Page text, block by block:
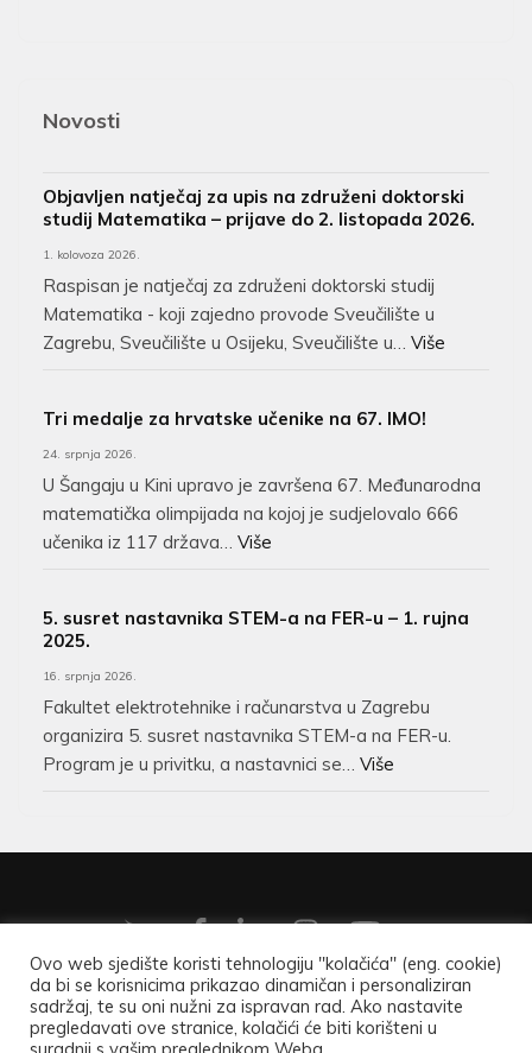
Novosti
Objavljen natječaj za upis na združeni doktorski
studij Matematika – prijave do 2. listopada 2026.
1. kolovoza 2026.
Raspisan je natječaj za združeni doktorski studij
Matematika - koji zajedno provode Sveučilište u
Zagrebu, Sveučilište u Osijeku, Sveučilište u… Više
Tri medalje za hrvatske učenike na 67. IMO!
24. srpnja 2026.
U Šangaju u Kini upravo je završena 67. Međunarodna
matematička olimpijada na kojoj je sudjelovalo 666
učenika iz 117 država… Više
5. susret nastavnika STEM-a na FER-u – 1. rujna
2025.
16. srpnja 2026.
Fakultet elektrotehnike i računarstva u Zagrebu
organizira 5. susret nastavnika STEM-a na FER-u.
Program je u privitku, a nastavnici se… Više
Copyright ©2026Hrvatsko matematičko društvo. Opći
podaci.
Ovo web sjedište koristi tehnologiju "kolačića" (eng. cookie)
da bi se korisnicima prikazao dinamičan i personaliziran
sadržaj, te su oni nužni za ispravan rad. Ako nastavite
pregledavati ove stranice, kolačići će biti korišteni u